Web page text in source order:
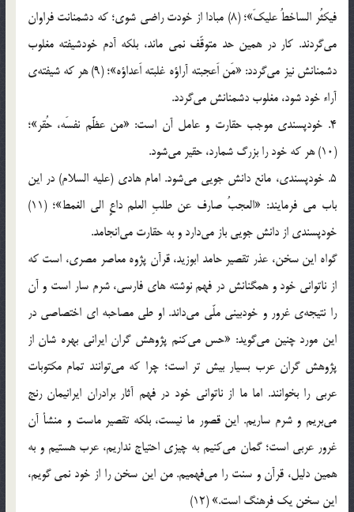
فیکثُر الساخطُ علیکَ»؛ (8) مبادا از خودت راضی شوی؛ که دشمنانت فراوان
می‌گردند. کار در همین حد متوقّف نمی ماند، بلکه آدم خودشیفته مغلوب
دشمنانش نیز می‌گردد: «مَن اَعجبته آراؤه غلبته اَعداؤه»؛ (9) هر که شیفته‌ی
آراء خود شود، مغلوب دشمنانش می‌گردد.
4. خودپسندی موجب حقارت و عامل آن است: «من عظَّم نفسَه، حُقر»؛
(10) هر که خود را بزرگ شمارد، حقیر می‌شود.
5. خودپسندی، مانع دانش جویی می‌شود. امام هادی (علیه السلام) در این
باب می فرمایند: «العجبُ صارف عن طلبِ العلم داعٍ الی الغمط»؛ (11)
خودپسندی از دانش جویی باز می‌دارد و به حقارت می‌انجامد.
گواه این سخن، عذر تقصیر حامد ابوزید، قرآن پژوه معاصر مصری، است که
از ناتوانی خود و همگنانش در فهم نوشته های فارسی، شرم سار است و آن
را نتیجه‌ی غرور و خودبینی ملّی می‌داند. او طی مصاحبه ای اختصاصی در
این مورد چنین می‌گوید: «حس می‌کنم پژوهش گران ایرانی بهره شان از
پژوهش گران عرب بسیار بیش تر است؛ چرا که می‌توانند تمام مکتوبات
عربی را بخوانند. اما ما از ناتوانی خود در فهم آثار برادران ایرانیمان رنج
می‌بریم و شرم ساریم. این قصور ما نیست، بلکه تقصیر ماست و منشأ آن
غرور عربی است؛ گمان می‌کنیم به چیزی احتیاج نداریم، عرب هستیم و به
همین دلیل، قرآن و سنت را می‌فهمیم. من این سخن را از خود نمی گویم،
این سخن یک فرهنگ است.» (12)